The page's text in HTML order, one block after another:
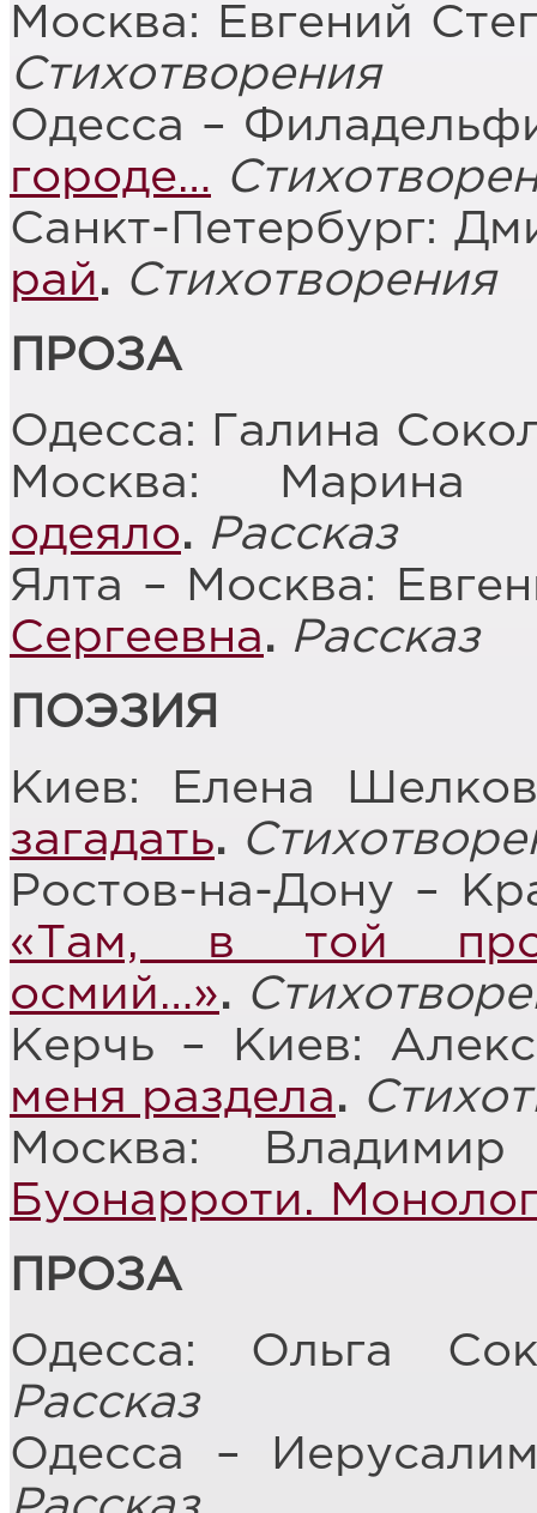
Москва: Евгений
Стихотворения
Одесса –
городе…
Санкт-Петербург:
рай. Стихотворения
ПРОЗА
Одесса: Галина
Москва:
одеяло. Рассказ
Ялта – Москва:
Сергеевна. Рассказ
ПОЭЗИЯ
Киев: Елена
загадать.
Ростов-на-Дону –
«Там, в той
осмий…».
Керчь – Киев:
меня раздела.
Москва:
Буонарроти.
ПРОЗА
Одесса: Ольга
Рассказ
Одесса –